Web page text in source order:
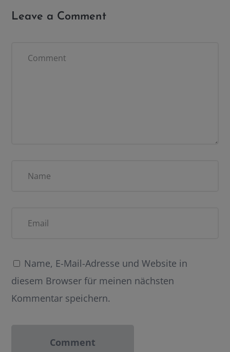
Leave a Comment
Name, E-Mail-Adresse und Website in
diesem Browser für meinen nächsten
Kommentar speichern.